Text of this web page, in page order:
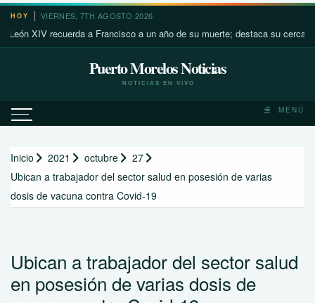
Saltar
contenido
HOY VIERNES, 7TH AGOSTO 2026
XIV recuerda a Francisco a un año de su muerte; destaca su cercanía con
Puerto Morelos Noticias
NOTICIAS EN VIVO
MENÚ
Inicio 2021 octubre
27
Ubican a trabajador del sector salud en posesión de varias
dosis de vacuna contra Covid-19
Ubican a trabajador del sector salud
en posesión de varias dosis de